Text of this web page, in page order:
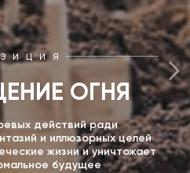
ОГНЯ
действий ради
и иллюзорных целей
жизни и уничтожает
будущее